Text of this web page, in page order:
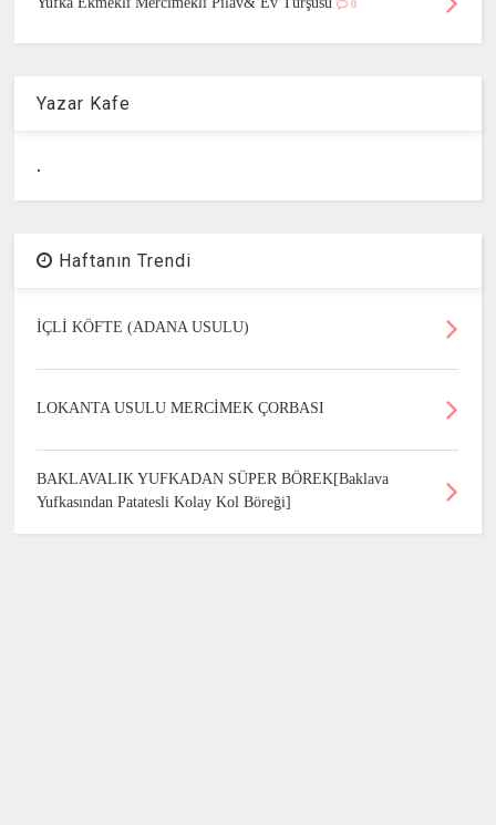
0
Yazar Kafe
.
Haftanın Trendi
İÇLİ KÖFTE (ADANA USULU)
LOKANTA USULU MERCİMEK ÇORBASI
BAKLAVALIK YUFKADAN SÜPER BÖREK[Baklava
Yufkasından Patatesli Kolay Kol Böreği]